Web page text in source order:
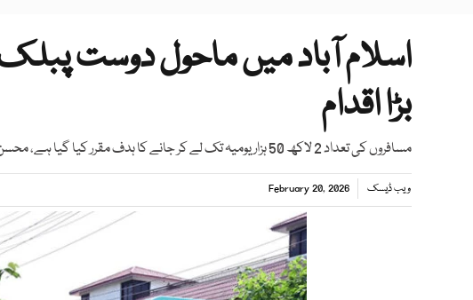
اسلام آباد میں ماحول دوست
بڑا اقدام
مسافروں کی تعداد 2 لاکھ 50 ہزار یومیہ تک لے کر جانے کا ہدف مقرر کیا گیا ہے، محسن نقوی
ویب ڈیسک February 20, 2026